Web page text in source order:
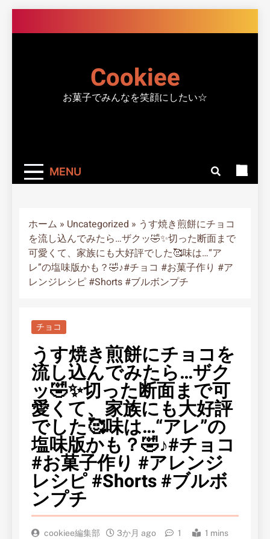
to
Cookiee
お菓子でみんなを笑顔にしたい☆
MENU
ホーム » Uncategorized » うす焼き煎餅にチョコ
を流し込んでみたら…ザクッ🤣✨切った断面まで
可愛くて、家族にも大好評でした🥰味は…“ア
レ”の塩味版かも？🤣♪#チョコ #お菓子作り #ア
レンジレシピ #Shorts #ブルボンプチ
チョコ
うす焼き煎餅にチョコを
流し込んでみたら…ザク
ッ🤣✨切った断面まで可
愛くて、家族にも大好評
でした🥰味は…“アレ”の
塩味版かも？🤣♪#チョコ
#お菓子作り #アレンジ
レシピ #Shorts #ブルボ
ンプチ
cookiee編集部 3か月 ago 1 1 mins